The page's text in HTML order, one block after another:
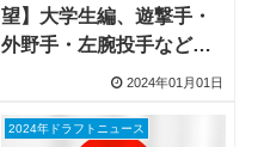
望】大学生編、遊撃手・
外野手・左腕投手など各
ポジションに逸材2024年01月01日
2024年ドラフトニュース